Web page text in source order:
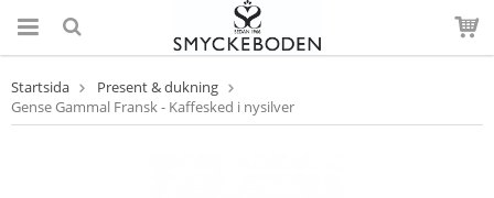
Startsida
Present & dukning
Gense Gammal Fransk - Kaffesked i nysilver